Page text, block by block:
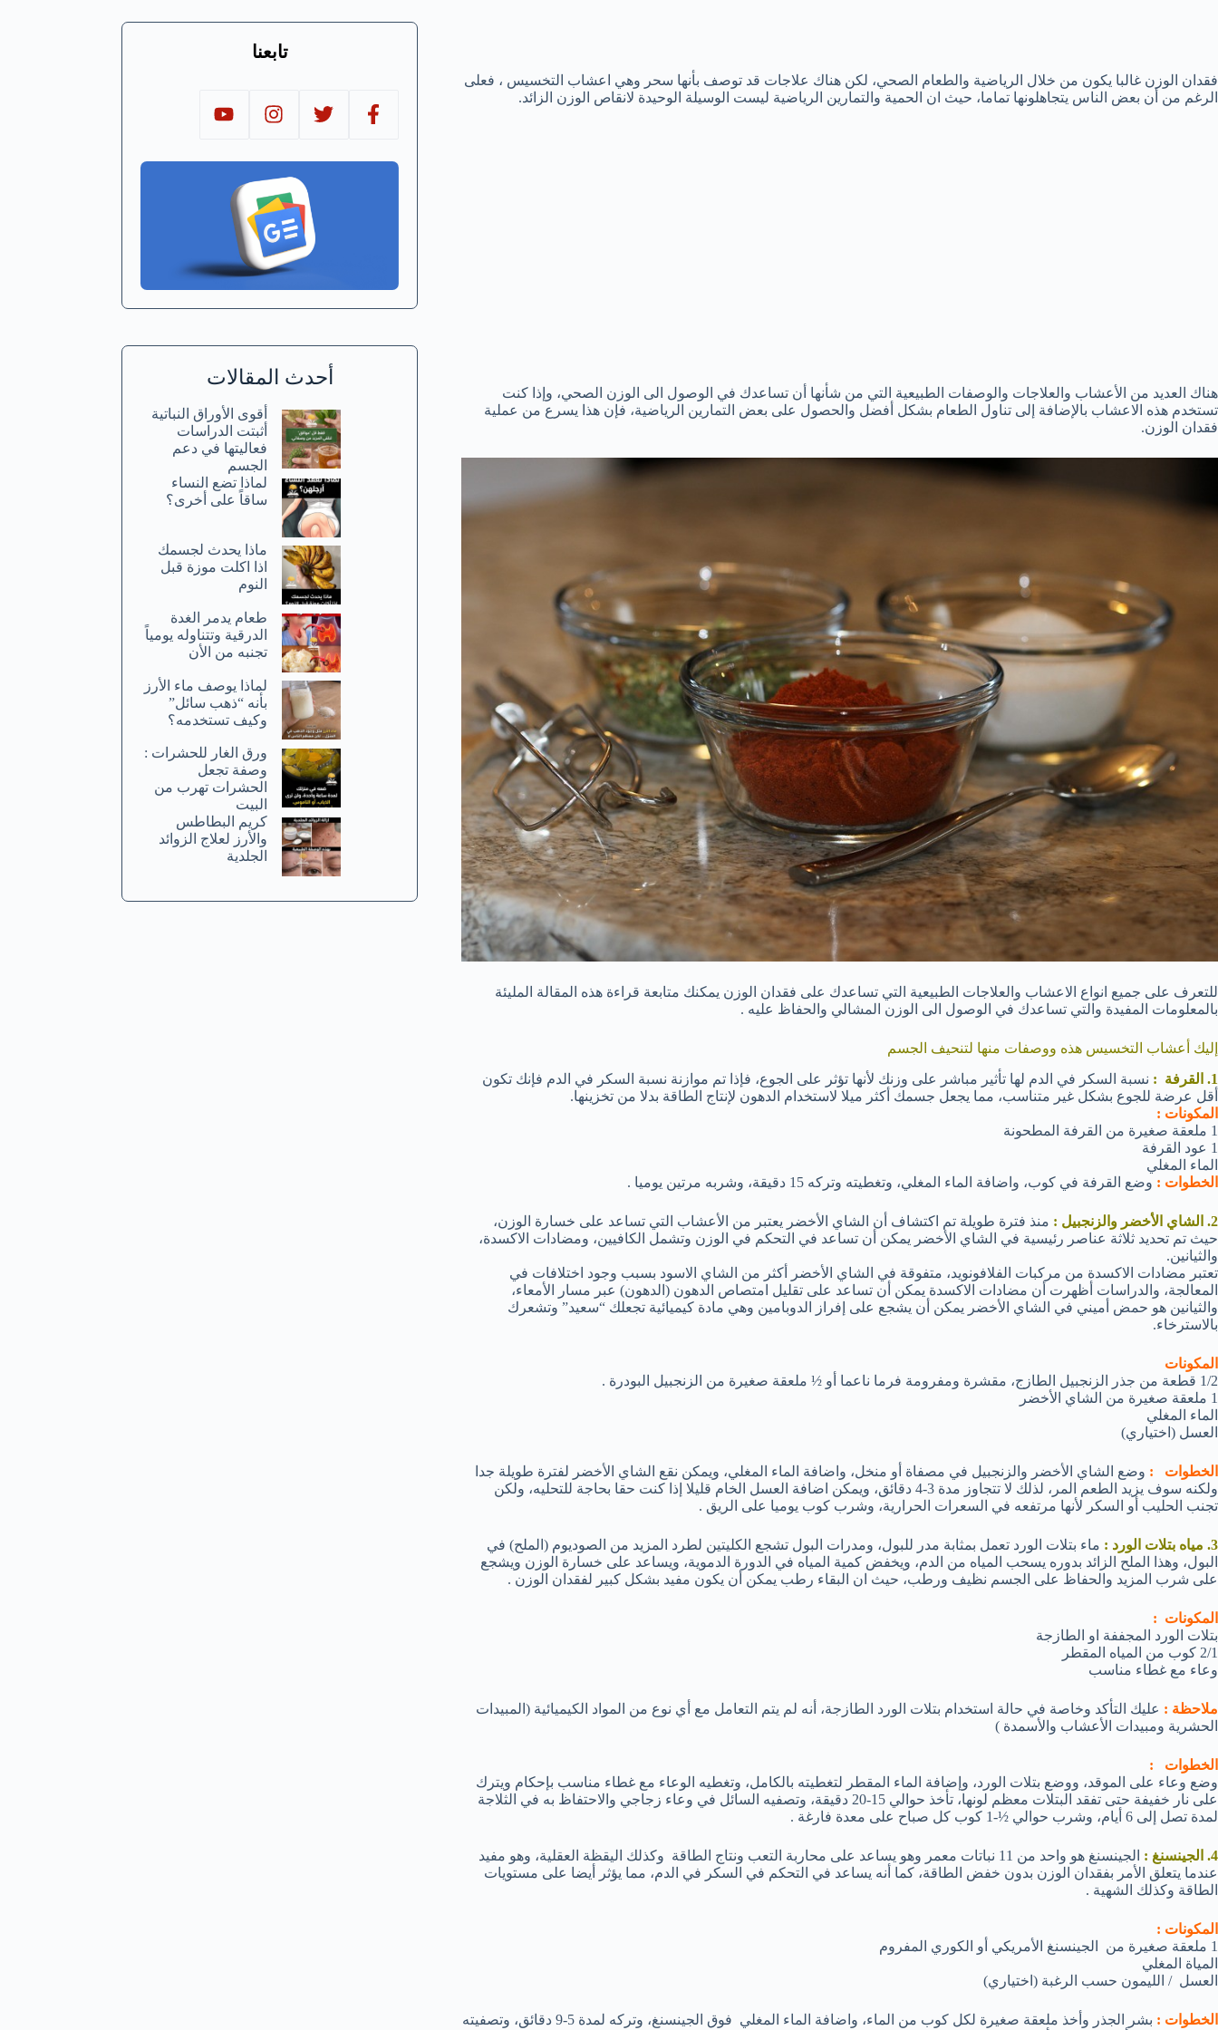
فقدان الوزن غالبا يكون من خلال الرياضية والطعام الصحي، لكن هناك علاجات قد توصف بأنها سحر وهي اعشاب التخسيس ، فعلى
الرغم من أن بعض الناس يتجاهلونها تماما، حيث ان الحمية والتمارين الرياضية ليست الوسيلة الوحيدة لانقاص الوزن الزائد.
هناك العديد من الأعشاب والعلاجات والوصفات الطبيعية التي من شأنها أن تساعدك في الوصول الى الوزن الصحي، وإذا كنت
تستخدم هذه الاعشاب بالإضافة إلى تناول الطعام بشكل أفضل والحصول على بعض التمارين الرياضية، فإن هذا يسرع من عملية
فقدان الوزن.
للتعرف على جميع انواع الاعشاب والعلاجات الطبيعية التي تساعدك على فقدان الوزن يمكنك متابعة قراءة هذه المقالة المليئة
بالمعلومات المفيدة والتي تساعدك في الوصول الى الوزن المشالي والحفاظ عليه .
إليك أعشاب التخسيس هذه ووصفات منها لتنحيف الجسم
1. القرفة :
نسبة السكر في الدم لها تأثير مباشر على وزنك لأنها تؤثر على الجوع، فإذا تم موازنة نسبة السكر في الدم فإنك تكون
أقل عرضة للجوع بشكل غير متناسب، مما يجعل جسمك أكثر ميلا لاستخدام الدهون لإنتاج الطاقة بدلا من تخزينها.
المكونات :
1 ملعقة صغيرة من القرفة المطحونة
1 عود القرفة
الماء المغلي
الخطوات : وضع القرفة في كوب، واضافة الماء المغلي، وتغطيته وتركه 15 دقيقة، وشربه مرتين يوميا .
2. الشاي الأخضر والزنجبيل :
منذ فترة طويلة تم اكتشاف أن الشاي الأخضر يعتبر من الأعشاب التي تساعد على خسارة الوزن،
حيث تم تحديد ثلاثة عناصر رئيسية في الشاي الأخضر يمكن أن تساعد في التحكم في الوزن وتشمل الكافيين، ومضادات الاكسدة،
والثيانين.
تعتبر مضادات الاكسدة من مركبات الفلافونويد، متفوقة في الشاي الأخضر أكثر من الشاي الاسود بسبب وجود اختلافات في
المعالجة، والدراسات أظهرت أن مضادات الاكسدة يمكن أن تساعد على تقليل امتصاص الدهون (الدهون) عبر مسار الأمعاء،
والثيانين هو حمض أميني في الشاي الأخضر يمكن أن يشجع على إفراز الدوبامين وهي مادة كيميائية تجعلك “سعيد” وتشعرك
بالاسترخاء.
المكونات
1/2 قطعة من جذر الزنجبيل الطازج، مقشرة ومفرومة فرما ناعما أو ½ ملعقة صغيرة من الزنجبيل البودرة .
1 ملعقة صغيرة من الشاي الأخضر
الماء المغلي
العسل (اختياري)
الخطوات : وضع الشاي الأخضر والزنجبيل في مصفاة أو منخل، واضافة الماء المغلي، ويمكن نقع الشاي الأخضر لفترة طويلة جدا
ولكنه سوف يزيد الطعم المر، لذلك لا تتجاوز مدة 3-4 دقائق، ويمكن اضافة العسل الخام قليلا إذا كنت حقا بحاجة للتحليه، ولكن
تجنب الحليب أو السكر لأنها مرتفعه في السعرات الحرارية، وشرب كوب يوميا على الريق .
3. مياه بتلات الورد :
ماء بتلات الورد تعمل بمثابة مدر للبول، ومدرات البول تشجع الكليتين لطرد المزيد من الصوديوم (الملح) في
البول، وهذا الملح الزائد بدوره يسحب المياه من الدم، ويخفض كمية المياه في الدورة الدموية، ويساعد على خسارة الوزن ويشجع
على شرب المزيد والحفاظ على الجسم نظيف ورطب، حيث ان البقاء رطب يمكن أن يكون مفيد بشكل كبير لفقدان الوزن .
المكونات :
بتلات الورد المجففة او الطازجة
2/1 كوب من المياه المقطر
وعاء مع غطاء مناسب
ملاحظة : عليك التأكد وخاصة في حالة استخدام بتلات الورد الطازجة، أنه لم يتم التعامل مع أي نوع من المواد الكيميائية (المبيدات
الحشرية ومبيدات الأعشاب والأسمدة )
الخطوات :
وضع وعاء على الموقد، ووضع بتلات الورد، وإضافة الماء المقطر لتغطيته بالكامل، وتغطيه الوعاء مع غطاء مناسب بإحكام ويترك
على نار خفيفة حتى تفقد البتلات معظم لونها، تأخذ حوالي 15-20 دقيقة، وتصفيه السائل في وعاء زجاجي والاحتفاظ به في الثلاجة
لمدة تصل إلى 6 أيام، وشرب حوالي ½-1 كوب كل صباح على معدة فارغة .
4. الجينسنغ :
الجينسنغ هو واحد من 11 نباتات معمر وهو يساعد على محاربة التعب ونتاج الطاقة وكذلك اليقظة العقلية، وهو مفيد
عندما يتعلق الأمر بفقدان الوزن بدون خفض الطاقة، كما أنه يساعد في التحكم في السكر في الدم، مما يؤثر أيضا على مستويات
الطاقة وكذلك الشهية .
المكونات :
1 ملعقة صغيرة من الجينسنغ الأمريكي أو الكوري المفروم
المياة المغلي
العسل / الليمون حسب الرغبة (اختياري)
الخطوات :
بشر الجذر وأخذ ملعقة صغيرة لكل كوب من الماء، واضافة الماء المغلي فوق الجينسنغ، وتركه لمدة 5-9 دقائق، وتصفيته
تابعنا
أحدث المقالات
أقوى الأوراق النباتية
أثبتت الدراسات
فعاليتها في دعم
الجسم
لماذا تضع النساء
ساقاً على أخرى؟
ماذا يحدث لجسمك
اذا اكلت موزة قبل
النوم
طعام يدمر الغدة
الدرقية وتتناوله يومياً
تجنبه من الأن
لماذا يوصف ماء الأرز
بأنه “ذهب سائل”
وكيف تستخدمه؟
ورق الغار للحشرات :
وصفة تجعل
الحشرات تهرب من
البيت
كريم البطاطس
والأرز لعلاج الزوائد
الجلدية